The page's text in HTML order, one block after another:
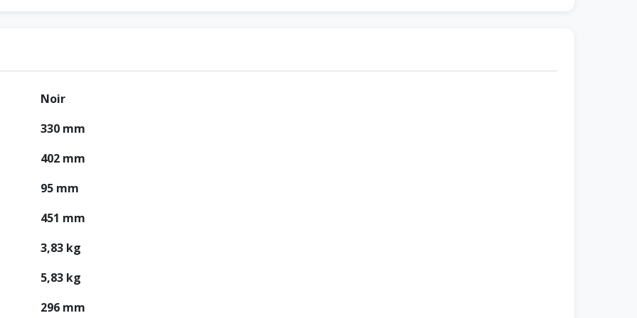
Noir
330 mm
402 mm
95 mm
451 mm
3,83 kg
5,83 kg
296 mm